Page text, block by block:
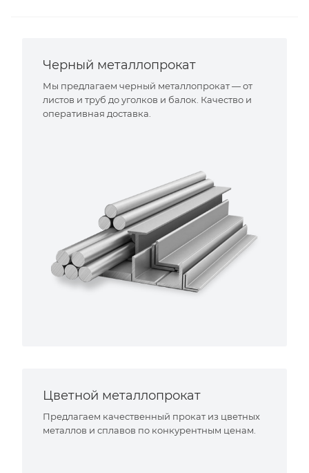
Черный металлопрокат
Мы предлагаем черный металлопрокат — от
листов и труб до уголков и балок. Качество и
оперативная доставка.
Цветной металлопрокат
Предлагаем качественный прокат из цветных
металлов и сплавов по конкурентным ценам.